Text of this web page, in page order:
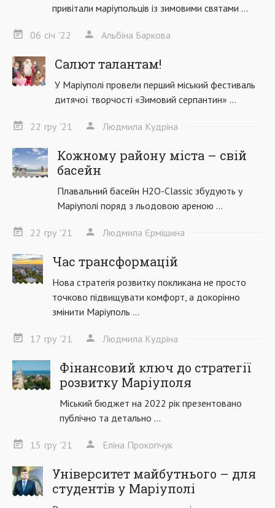
привітали маріупольців із зимовими святами ...
06 січ '22 Альбіна Баркова
Салют талантам!
У Маріуполі провели перший міський фестиваль
дитячої творчості «Зимовий серпантин» ...
22 гру '21 Людмила Кудріна
Кожному району міста – свій
басейн
Плавальний басейн Н2О-Classic збудують у
Маріуполі поряд з льодовою ареною ...
22 гру '21 Людмила Єрмішина
Час трансформацій
Нова стратегія розвитку покликана не просто
точково підвищувати комфорт, а докорінно
змінити Маріуполь ...
17 гру '21 Людмила Кудріна
Фінансовий ключ до стратегії
розвитку Маріуполя
Міський бюджет на 2022 рік презентовано
публічно та детально ...
15 гру '21 Еліна Прокопчук
Університет майбутнього – для
студентів у Маріуполі